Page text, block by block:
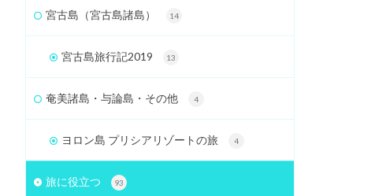
宮古島（宮古島諸島） 14
宮古島旅行記2019 13
奄美諸島・与論島・その他 4
ヨロン島 プリシアリゾートの旅 4
旅に役立つ 93